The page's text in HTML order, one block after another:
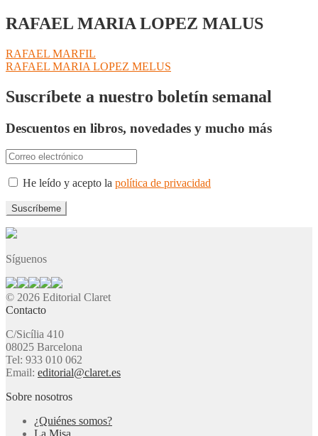
RAFAEL MARIA LOPEZ MALUS
Navegación
de
entradas
Anterior:
RAFAEL MARFIL
Siguiente:
RAFAEL MARIA LOPEZ MELUS
Suscríbete a nuestro boletín semanal
Descuentos en libros, novedades y mucho más
He leído y acepto la política de privacidad
Síguenos
© 2026 Editorial Claret
Contacto
C/Sicília 410
08025 Barcelona
Tel: 933 010 062
Email: editorial@claret.es
Sobre nosotros
¿Quiénes somos?